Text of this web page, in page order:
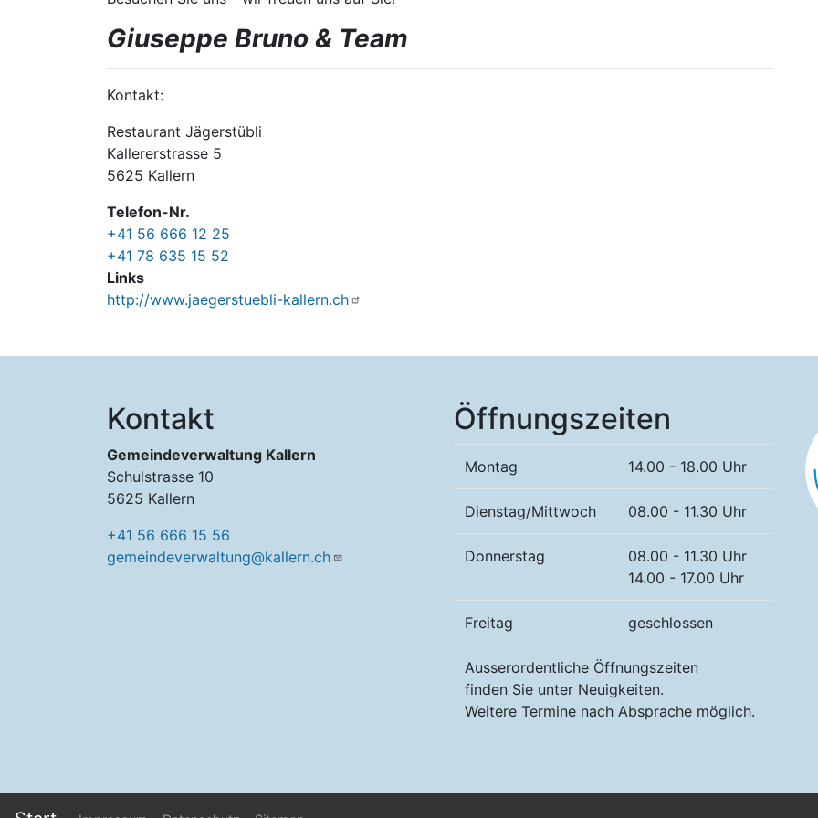
Giuseppe Bruno & Team
Kontakt:
Restaurant Jägerstübli
Kallererstrasse 5
5625 Kallern
Telefon-Nr.
+41 56 666 12 25
+41 78 635 15 52
Links
http://www.jaegerstuebli-kallern.ch
Kontakt
Gemeindeverwaltung Kallern
Schulstrasse 10
5625 Kallern
+41 56 666 15 56
gemeindeverwaltung@kallern.ch
Öffnungszeiten
Montag 14.00 - 18.00 Uhr
Dienstag/Mittwoch 08.00 - 11.30 Uhr
Donnerstag
08.00 - 11.30 Uhr
14.00 - 17.00 Uhr
Freitag geschlossen
Ausserordentliche Öffnungszeiten
finden Sie unter Neuigkeiten.
Weitere Termine nach Absprache möglich.
Footer